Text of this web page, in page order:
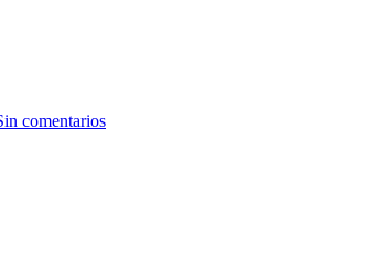
comentarios